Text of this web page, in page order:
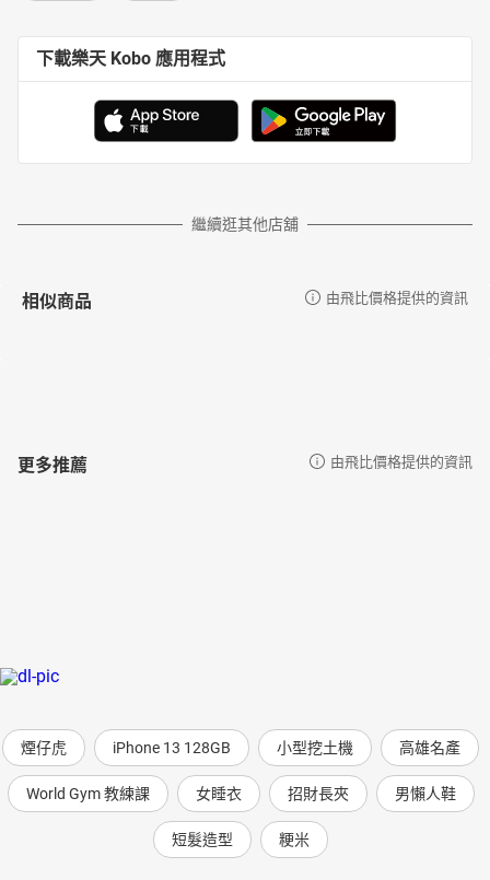
下載樂天 Kobo 應用程式
繼續逛其他店舖
相似商品 由飛比價格提供的資訊
更多推薦 由飛比價格提供的資訊
煙仔虎 iPhone 13 128GB 小型挖土機 高雄名產
World Gym 教練課 女睡衣 招財長夾 男懶人鞋
短髮造型 粳米